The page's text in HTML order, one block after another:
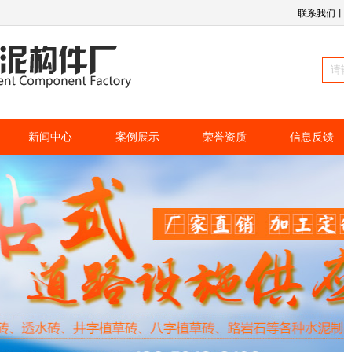
联系我们
新闻中心 案例展示 荣誉资质 信息反馈